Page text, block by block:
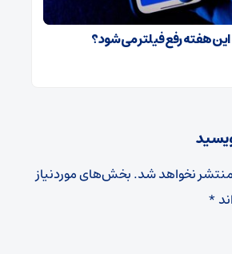
هفته رفع فیلتر می‌شود؟
نخواهد شد.بخش‌های موردنیاز
*